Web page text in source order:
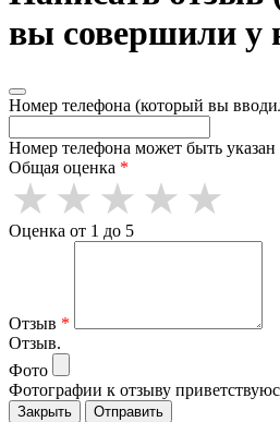
вы совершили у
Номер телефона (который вы
Номер телефона может быть
Общая оценка *
Оценка от 1 до 5
Отзыв *
Отзыв.
Фото
Фотографии к отзыву
Закрыть Отправить